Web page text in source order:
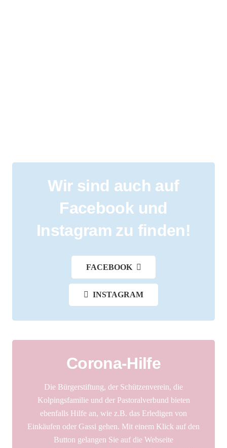
Wir sind auch auf
Facebook und
Instagram zu finden!
FACEBOOK
INSTAGRAM
Corona-Hilfe
Die Bürgerstiftung, der Schützenverein, die
Kolpingsfamilie und der Pastoralverbund bieten
ebenfalls Hilfe an, wie z.B. das Erledigen von
Einkäufen oder Gassi gehen. Mit einem Klick auf den
Button gelangen Sie auf die Webseite